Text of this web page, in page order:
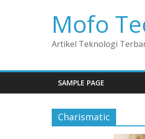
Mofo
Artikel Teknologi
SAMPLE PAGE
Charismatic